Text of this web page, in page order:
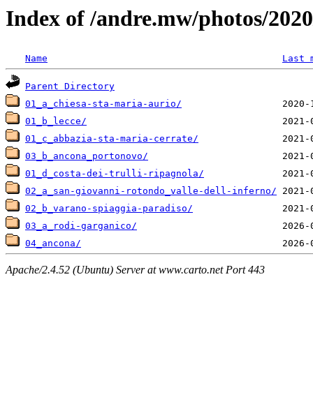
Index of /andre.mw/photos/
Name Last
Parent Directory
01_a_chiesa-sta-maria-aurio/
01_b_lecce/
01_c_abbazia-sta-maria-cerrate/
03_b_ancona_portonovo/
01_d_costa-dei-trulli-ripagnola/
02_a_san-giovanni-rotondo_valle-dell-inferno/
02_b_varano-spiaggia-paradiso/
03_a_rodi-garganico/
04_ancona/
Apache/2.4.52 (Ubuntu) Server at www.carto.net Port 443